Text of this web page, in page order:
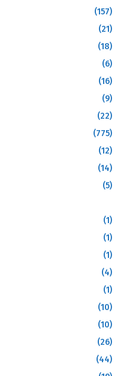
(157)
(21)
(18)
(6)
(16)
(9)
(22)
(775)
(12)
(14)
(5)
(1)
(1)
(1)
(4)
(1)
(10)
(10)
(26)
(44)